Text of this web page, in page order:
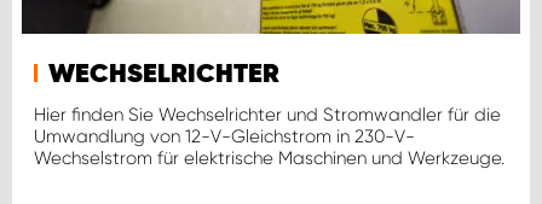
WECHSELRICHTER
Hier finden Sie Wechselrichter und Stromwandler für die
Umwandlung von 12-V-Gleichstrom in 230-V-
Wechselstrom für elektrische Maschinen und Werkzeuge.